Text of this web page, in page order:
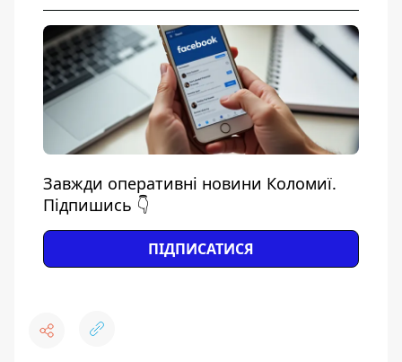
Завжди оперативні новини Коломиї.
Підпишись 👇
ПІДПИСАТИСЯ